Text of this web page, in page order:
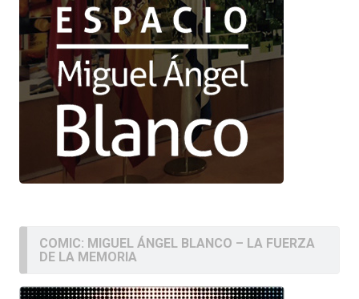
COMIC: MIGUEL ÁNGEL BLANCO – LA FUERZA
DE LA MEMORIA